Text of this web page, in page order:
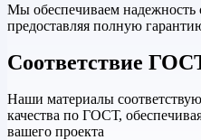
Мы обеспечиваем надежность
предоставляя полную
Соответствие
Наши материалы
качества по ГОСТ,
вашего проекта